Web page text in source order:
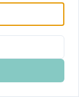
La
cada
el
la